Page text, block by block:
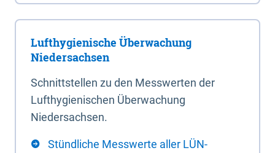
Lufthygienische Überwachung
Niedersachsen
Schnittstellen zu den Messwerten der
Lufthygienischen Überwachung
Niedersachsen.
Stündliche Messwerte aller LÜN-